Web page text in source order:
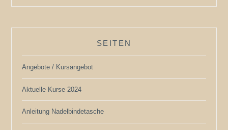
SEITEN
Angebote / Kursangebot
Aktuelle Kurse 2024
Anleitung Nadelbindetasche